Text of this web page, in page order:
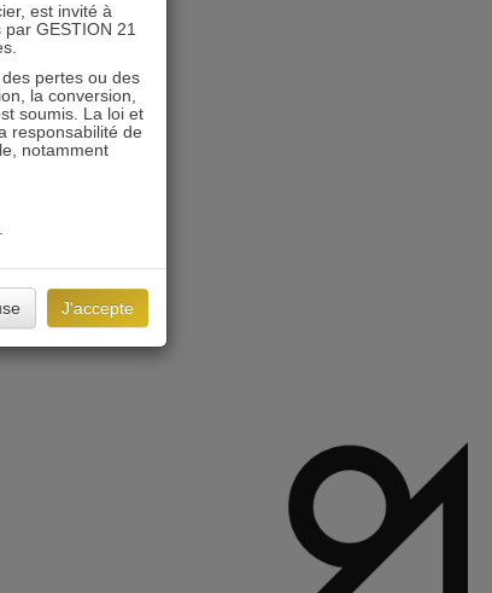
est invité à
GESTION 21
pertes ou des
la conversion,
soumis. La loi et
responsabilité de
notamment
J'accepte